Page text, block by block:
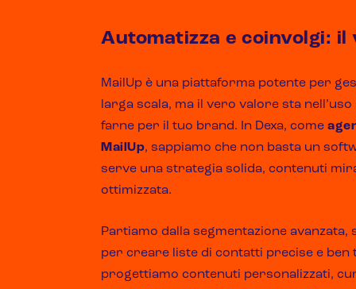
Automatizza e coinvolgi:
MailUp è una piattaforma potente per
larga scala, ma il vero valore sta
farne per il tuo brand. In Dexa, come
MailUp, sappiamo che non basta un
serve una strategia solida, contenuti
ottimizzata.
Partiamo dalla segmentazione
per creare liste di contatti precise e ben
progettiamo contenuti personalizzati,